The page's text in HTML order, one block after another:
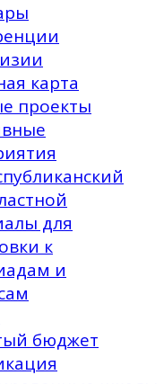
карта
проекты
для
к
и
бюджет